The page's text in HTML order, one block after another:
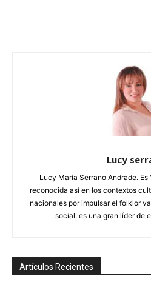
Lucy
Lucy María Serrano Andrade.
reconocida así en los contextos
nacionales por impulsar el folklor
social, es una gran líder de
Artículos Recientes